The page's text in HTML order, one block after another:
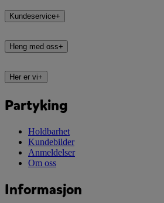
Kundeservice+
Heng med oss+
Her er vi+
Partyking
Holdbarhet
Kundebilder
Anmeldelser
Om oss
Informasjon